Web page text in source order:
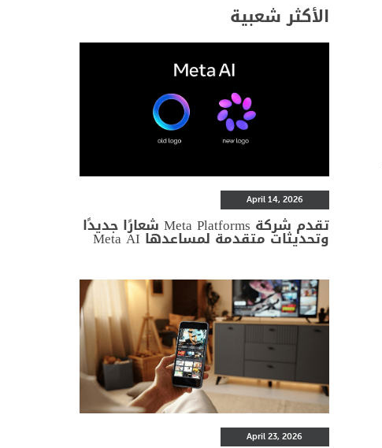
الأكثر شعبية
April 14, 2026
تقدم شركة Meta Platforms شعارًا جديدًا
وتحديثات متقدمة لمساعدها Meta AI
April 23, 2026